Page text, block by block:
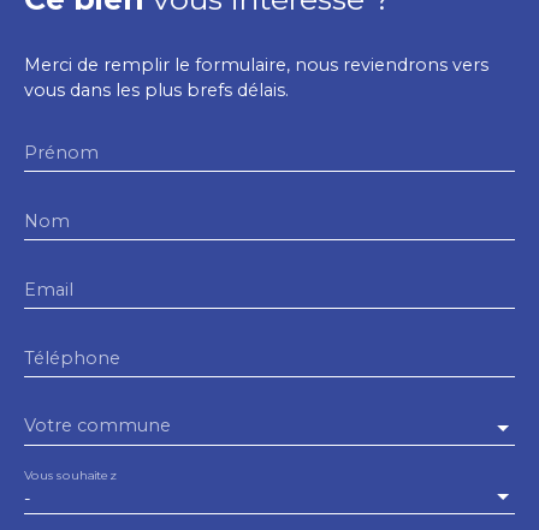
Merci de remplir le formulaire, nous reviendrons vers
vous dans les plus brefs délais.
Prénom
Nom
Email
Téléphone
Votre commune
-
Vous souhaitez